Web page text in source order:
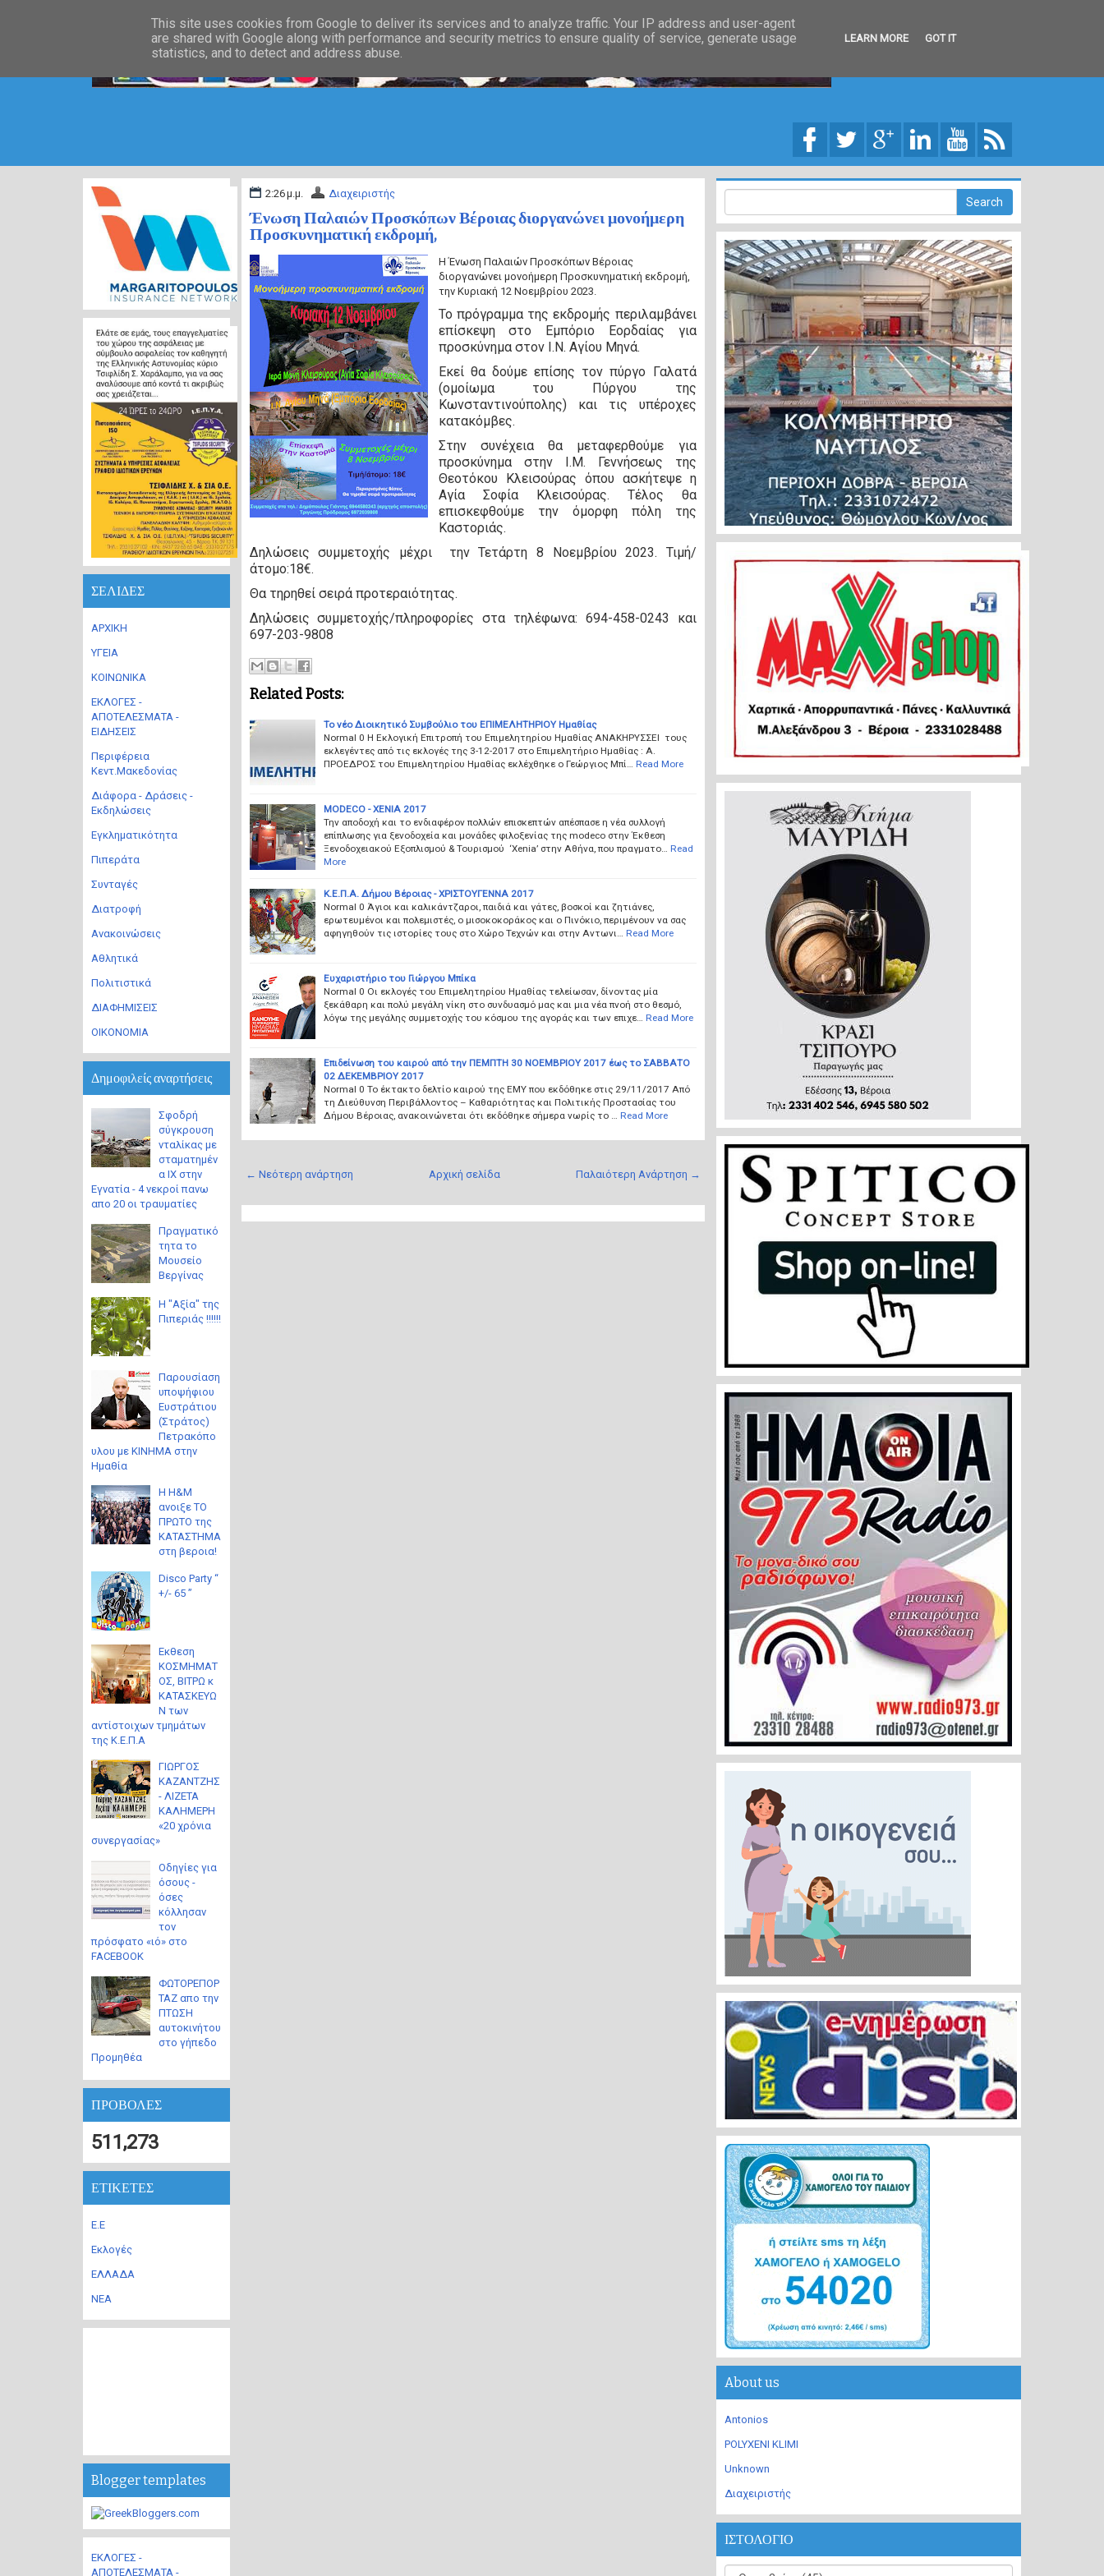
2:26 μ.μ. Διαχειριστής
Ένωση Παλαιών Προσκόπων Βέροιας διοργανώνει μονοήμερη
Προσκυνηματική εκδρομή,
Η Ένωση Παλαιών Προσκόπων Βέροιας
διοργανώνει μονοήμερη Προσκυνηματική εκδρομή,
την Κυριακή 12 Νοεμβρίου 2023.
Το πρόγραμμα της εκδρομής περιλαμβάνει
επίσκεψη στο Εμπόριο Εορδαίας για
προσκύνημα στον Ι.Ν. Αγίου Μηνά.
Εκεί θα δούμε επίσης τον πύργο Γαλατά
(ομοίωμα του Πύργου της
Κωνσταντινούπολης) και τις υπέροχες
κατακόμβες.
Στην συνέχεια θα μεταφερθούμε για
προσκύνημα στην Ι.Μ. Γεννήσεως της
Θεοτόκου Κλεισούρας όπου ασκήτεψε η
Αγία Σοφία Κλεισούρας. Τέλος θα
επισκεφθούμε την όμορφη πόλη της
Καστοριάς.
Δηλώσεις συμμετοχής μέχρι
την Τετάρτη 8 Νοεμβρίου 2023. Τιμή/
άτομο:18€.
Θα τηρηθεί σειρά προτεραιότητας.
Δηλώσεις συμμετοχής/πληροφορίες στα τηλέφωνα: 694-458-0243 και
697-203-9808
Related Posts:
Το νέο Διοικητικό Συμβούλιο του ΕΠΙΜΕΛΗΤΗΡΙΟΥ Ημαθίας
Normal 0 Η Εκλογική Επιτροπή του Επιμελητηρίου Ημαθίας ΑΝΑΚΗΡΥΣΣΕΙ τους
εκλεγέντες από τις εκλογές της 3-12-2017 στο Επιμελητήριο Ημαθίας : Α.
ΠΡΟΕΔΡΟΣ του Επιμελητηρίου Ημαθίας εκλέχθηκε ο Γεώργιος Μπί…
Read More
MODECO - XENIA 2017
Την αποδοχή και το ενδιαφέρον πολλών επισκεπτών απέσπασε η νέα συλλογή
επίπλωσης για ξενοδοχεία και μονάδες φιλοξενίας της modeco στην Έκθεση
Ξενοδοχειακού Εξοπλισμού & Τουρισμού ‘Xenia’ στην Αθήνα, που πραγματο…
Read
More
Κ.Ε.Π.Α. Δήμου Βέροιας - ΧΡΙΣΤΟΥΓΕΝΝΑ 2017
Normal 0 Άγιοι και καλικάντζαροι, παιδιά και γάτες, βοσκοί και ζητιάνες,
ερωτευμένοι και πολεμιστές, ο μισοκοκοράκος και ο Πινόκιο, περιμένουν να σας
αφηγηθούν τις ιστορίες τους στο Χώρο Τεχνών και στην Αντωνι…
Read More
Ευχαριστήριο του Γιώργου Μπίκα
Normal 0 Οι εκλογές του Επιμελητηρίου Ημαθίας τελείωσαν, δίνοντας μία
ξεκάθαρη και πολύ μεγάλη νίκη στο συνδυασμό μας και μια νέα πνοή στο θεσμό,
λόγω της μεγάλης συμμετοχής του κόσμου της αγοράς και των επιχε…
Read More
Επιδείνωση του καιρού από την ΠΕΜΠΤΗ 30 ΝΟΕΜΒΡΙΟΥ 2017 έως το ΣΑΒΒΑΤΟ
02 ΔΕΚΕΜΒΡΙΟΥ 2017
Normal 0 Το έκτακτο δελτίο καιρού της ΕΜΥ που εκδόθηκε στις 29/11/2017 Από
τη Διεύθυνση Περιβάλλοντος – Καθαριότητας και Πολιτικής Προστασίας του
Δήμου Βέροιας, ανακοινώνεται ότι εκδόθηκε σήμερα νωρίς το …
Read More
← Νεότερη ανάρτηση Παλαιότερη Ανάρτηση →
Αρχική σελίδα
ΣΕΛΙΔΕΣ
ΑΡΧΙΚΗ
ΥΓΕΙΑ
ΚΟΙΝΩΝΙΚΑ
ΕΚΛΟΓΕΣ -
ΑΠΟΤΕΛΕΣΜΑΤΑ -
ΕΙΔΗΣΕΙΣ
Περιφέρεια
Κεντ.Μακεδονίας
Διάφορα - Δράσεις -
Εκδηλώσεις
Εγκληματικότητα
Πιπεράτα
Συνταγές
Διατροφή
Ανακοινώσεις
Αθλητικά
Πολιτιστικά
ΔΙΑΦΗΜΙΣΕΙΣ
ΟΙΚΟΝΟΜΙΑ
Δημοφιλείς αναρτήσεις
Σφοδρή
σύγκρουση
νταλίκας με
σταματημέν
α ΙΧ στην
Εγνατία - 4 νεκροί πανω
απο 20 οι τραυματίες
Πραγματικό
τητα το
Μουσείο
Βεργίνας
Η "Αξία" της
Πιπεριάς !!!!!!
Παρουσίαση
υποψήφιου
Ευστράτιου
(Στράτος)
Πετρακόπο
υλου με ΚΙΝΗΜΑ στην
Ημαθία
Η H&M
ανοιξε ΤΟ
ΠΡΩΤΟ της
ΚΑΤΑΣΤΗΜΑ
στη βεροια!
Disco Party “
+/- 65 ”
Eκθεση
ΚΟΣΜΗΜΑΤ
ΟΣ, ΒΙΤΡΩ κ
ΚΑΤΑΣΚΕΥΩ
Ν των
αντίστοιχων τμημάτων
της Κ.Ε.Π.Α
ΓΙΩΡΓΟΣ
ΚΑΖΑΝΤΖΗΣ
- ΛΙΖΕΤΑ
ΚΑΛΗΜΕΡΗ
«20 χρόνια
συνεργασίας»
Οδηγίες για
όσους -
όσες
κόλλησαν
τον
πρόσφατο «ιό» στο
FACEBOOK
ΦΩΤΟΡΕΠΟΡ
ΤΑΖ απο την
ΠΤΩΣΗ
αυτοκινήτου
στο γήπεδο
Προμηθέα
ΠΡΟΒΟΛΕΣ
511,273
ΕΤΙΚΕΤΕΣ
Ε.Ε
Εκλογές
ΕΛΛΑΔΑ
ΝΕΑ
Blogger templates
ΕΚΛΟΓΕΣ -
ΑΠΟΤΕΛΕΣΜΑΤΑ -
About us
Antonios
POLYXENI KLIMI
Unknown
Διαχειριστής
ΙΣΤΟΛΟΓΙΟ
This site uses cookies from Google to deliver its services and to analyze traffic. Your IP address and user-agent
are shared with Google along with performance and security metrics to ensure quality of service, generate usage
statistics, and to detect and address abuse.
LEARN MORE GOT IT